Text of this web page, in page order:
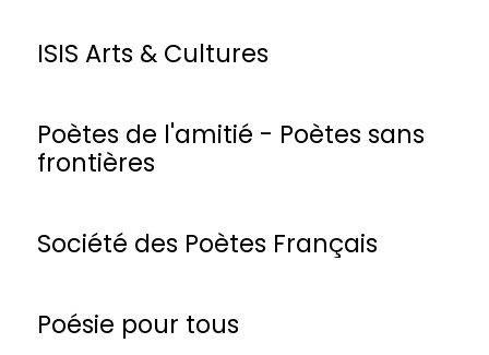
ISIS Arts & Cultures
Poètes de l'amitié - Poètes sans
frontières
Société des Poètes Français
Poésie pour tous